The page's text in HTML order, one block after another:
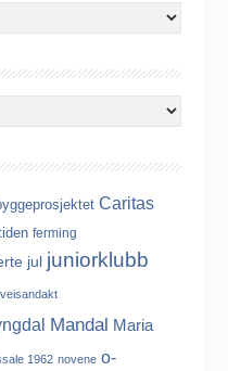
Caritas
ferming
jul juniorklubb
Mandal Maria
1962 novene o-